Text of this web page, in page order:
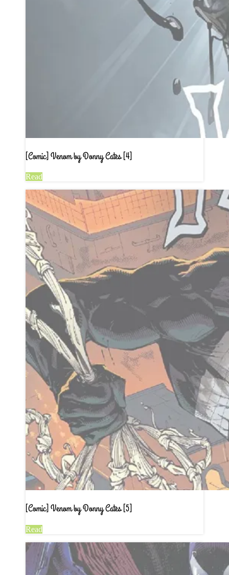
[Comic] Venom by Donny Cates [4]
Read
[Comic] Venom by Donny Cates [5]
Read